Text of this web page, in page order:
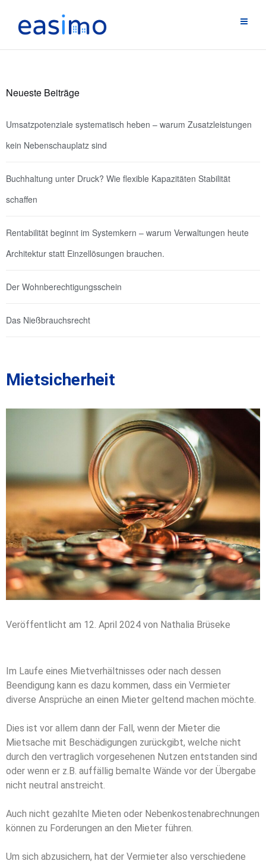
Neueste Beiträge
Umsatzpotenziale systematisch heben – warum Zusatzleistungen
kein Nebenschauplatz sind
Buchhaltung unter Druck? Wie flexible Kapazitäten Stabilität
schaffen
Rentabilität beginnt im Systemkern – warum Verwaltungen heute
Architektur statt Einzellösungen brauchen.
Der Wohnberechtigungsschein
Das Nießbrauchsrecht
Mietsicherheit
Veröffentlicht am 12. April 2024 von Nathalia Brüseke
Im Laufe eines Mietverhältnisses oder nach dessen
Beendigung kann es dazu kommen, dass ein Vermieter
diverse Ansprüche an einen Mieter geltend machen möchte.
Dies ist vor allem dann der Fall, wenn der Mieter die
Mietsache mit Beschädigungen zurückgibt, welche nicht
durch den vertraglich vorgesehenen Nutzen entstanden sind
oder wenn er z.B. auffällig bemalte Wände vor der Übergabe
nicht neutral anstreicht.
Auch nicht gezahlte Mieten oder Nebenkostenabrechnungen
können zu Forderungen an den Mieter führen.
Um sich abzusichern, hat der Vermieter also verschiedene